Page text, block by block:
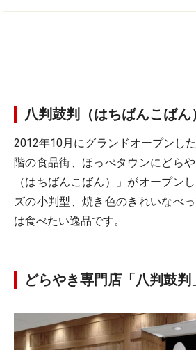
八判鼓判（はちばんこばん）
2012年10月にグランドオープンし
階の食品街、ほっぺタウンにどら
（はちばんこばん）」がオープン
ズの小判型、焼き色のきれいなべ
は食べたい逸品です。
どらやき専門店「八判鼓判